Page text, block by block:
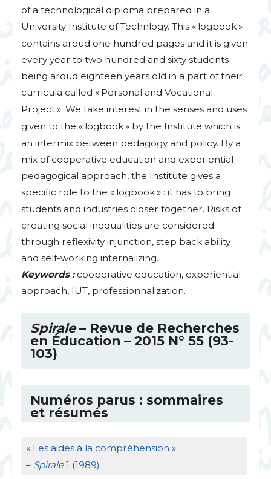
of a technological diploma prepared in a
University Institute of Technlogy. This « logbook»
contains aroud one hundred pages and it is given
every year to two hundred and sixty students
being aroud eighteen years old in a part of their
curricula called « Personal and Vocational
Project». We take interest in the senses and uses
given to the « logbook» by the Institute which is
an intermix between pedagogy and policy. By a
mix of cooperative education and experiential
pedagogical approach, the Institute gives a
specific role to the « logbook» : it has to bring
students and industries closer together. Risks of
creating social inequalities are considered
through reflexivity injunction, step back ability
and self-working internalizing.
Keywords :cooperative education, experiential
approach, IUT, professionnalization.
Spirale– Revue de Recherches
en Éducation – 2015 N° 55 (93-
103)
Numéros parus : sommaires
et résumés
« Les aides à la compréhension »
– Spirale1 (1989)